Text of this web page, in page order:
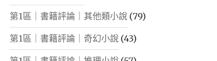
第1區｜書籍評論｜其他類小說 (79)
第1區｜書籍評論｜奇幻小說 (43)